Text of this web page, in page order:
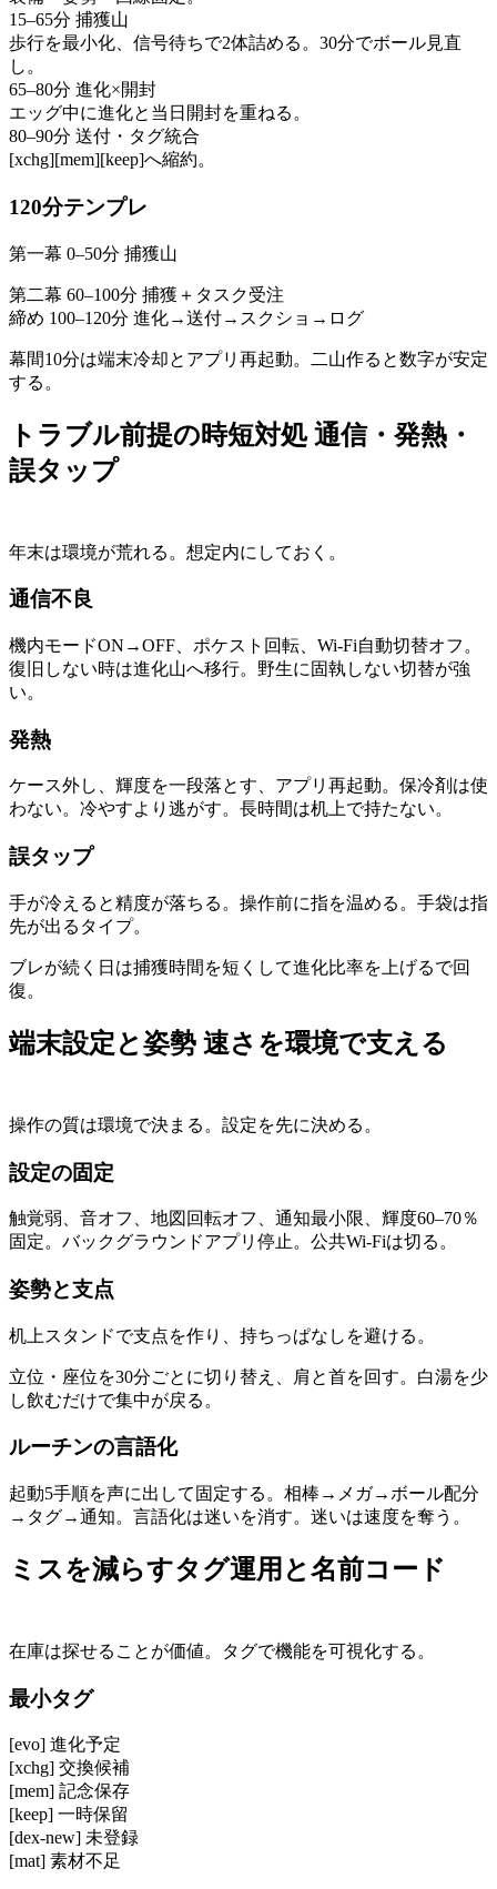
15–65分 捕獲山
歩行を最小化、信号待ちで2体詰める。30分でボール見直
し。
65–80分 進化×開封
エッグ中に進化と当日開封を重ねる。
80–90分 送付・タグ統合
[xchg][mem][keep]へ縮約。
120分テンプレ
第一幕 0–50分 捕獲山
第二幕 60–100分 捕獲＋タスク受注
締め 100–120分 進化→送付→スクショ→ログ
幕間10分は端末冷却とアプリ再起動。二山作ると数字が安定
する。
トラブル前提の時短対処 通信・発熱・
誤タップ
年末は環境が荒れる。想定内にしておく。
通信不良
機内モードON→OFF、ポケスト回転、Wi-Fi自動切替オフ。
復旧しない時は進化山へ移行。野生に固執しない切替が強
い。
発熱
ケース外し、輝度を一段落とす、アプリ再起動。保冷剤は使
わない。冷やすより逃がす。長時間は机上で持たない。
誤タップ
手が冷えると精度が落ちる。操作前に指を温める。手袋は指
先が出るタイプ。
ブレが続く日は捕獲時間を短くして進化比率を上げるで回
復。
端末設定と姿勢 速さを環境で支える
操作の質は環境で決まる。設定を先に決める。
設定の固定
触覚弱、音オフ、地図回転オフ、通知最小限、輝度60–70％
固定。バックグラウンドアプリ停止。公共Wi-Fiは切る。
姿勢と支点
机上スタンドで支点を作り、持ちっぱなしを避ける。
立位・座位を30分ごとに切り替え、肩と首を回す。白湯を少
し飲むだけで集中が戻る。
ルーチンの言語化
起動5手順を声に出して固定する。相棒→メガ→ボール配分
→タグ→通知。言語化は迷いを消す。迷いは速度を奪う。
ミスを減らすタグ運用と名前コード
在庫は探せることが価値。タグで機能を可視化する。
最小タグ
[evo] 進化予定
[xchg] 交換候補
[mem] 記念保存
[keep] 一時保留
[dex-new] 未登録
[mat] 素材不足